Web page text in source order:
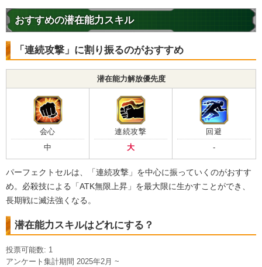
7.0 /10点
人造人間/セル編
復活戦士
フルパワー
かめはめ波
リベンジ
奇跡の覚醒
惑星破壊
永遠の宿敵
世界の混乱
命運をかけた闘い
大会出場者
完全体セル
【発動リンク効果】
※発動条件あり
・気力+3
ATK+35%
【一致するリンクスキル(5 )】
未来からの使者
分身
かめはめ波
【一致するカテゴリー(
時空を超えし者
おすすめの潜在能力スキル
「連続攻撃」に割り振るのがおすすめ
潜在能力解放優先度
会心
中
連続攻撃
大
回避
-
パーフェクトセルは、「連続攻撃」を中心に振っていくのがおすす
め。必殺技による「ATK無限上昇」を最大限に生かすことができ、
長期戦に滅法強くなる。
潜在能力スキルはどれにする？
投票可能数: 1
アンケート集計期間 2025年2月 ~